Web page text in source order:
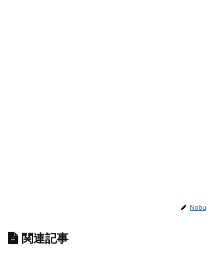
Nobu
関連記事